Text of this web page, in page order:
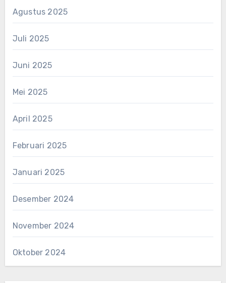
Agustus 2025
Juli 2025
Juni 2025
Mei 2025
April 2025
Februari 2025
Januari 2025
Desember 2024
November 2024
Oktober 2024